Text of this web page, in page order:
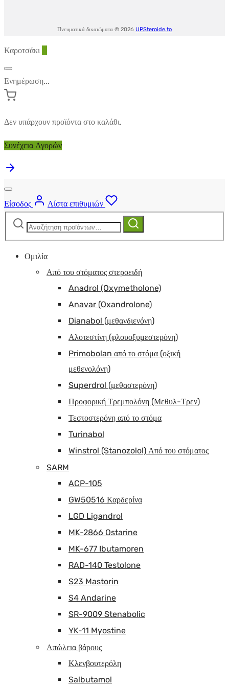
Πνευματικά δικαιώματα © 2026 UPSteroide.to
Καροτσάκι
Ενημέρωση...
Δεν υπάρχουν προϊόντα στο καλάθι.
Συνέχεια Αγορών
Είσοδος
Λίστα επιθυμιών
Αναζήτηση
Αναζήτηση
Ομιλία
Από του στόματος στεροειδή
Anadrol (Oxymetholone)
Anavar (Oxandrolone)
Dianabol (μεθανδιενόνη)
Αλοτεστίνη (φλουοξυμεστερόνη)
Primobolan από το στόμα (οξική
μεθενολόνη)
Superdrol (μεθαστερόνη)
Προφορική Τρεμπολόνη (Μεθυλ-Τρεν)
Τεστοστερόνη από το στόμα
Turinabol
Winstrol (Stanozolol) Από του στόματος
SARM
ACP-105
GW50516 Καρδερίνα
LGD Ligandrol
MK-2866 Ostarine
MK-677 Ibutamoren
RAD-140 Testolone
S23 Mastorin
S4 Andarine
SR-9009 Stenabolic
YK-11 Myostine
Απώλεια βάρους
Κλενβουτερόλη
Salbutamol